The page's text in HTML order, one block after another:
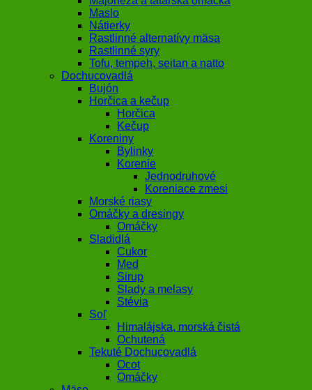
Maslo
Nátierky
Rastlinné alternatívy mäsa
Rastlinné syry
Tofu, tempeh, seitan a natto
Dochucovadlá
Bujón
Horčica a kečup
Horčica
Kečup
Koreniny
Bylinky
Korenie
Jednodruhové
Koreniace zmesi
Morské riasy
Omáčky a dresingy
Omáčky
Sladidlá
Cukor
Med
Sirup
Slady a melasy
Stévia
Soľ
Himalájska, morská čistá
Ochutená
Tekuté Dochucovadlá
Ocot
Omáčky